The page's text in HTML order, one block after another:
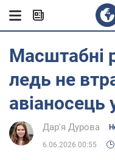
Масштабні
ледь не
авіаносець
Дар'я Дурова
6.06.2026 00:55